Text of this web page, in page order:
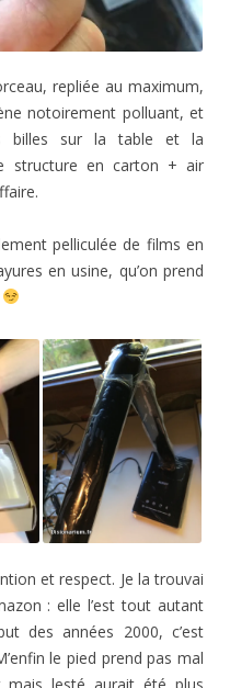
repliée au maximum,
notoirement polluant, et
billes sur la table et la
structure en carton + air
pelliculée de films en
en usine, qu’on prend
et respect. Je la trouvai
: elle l’est tout autant
des années 2000, c’est
le pied prend pas mal
mais lesté aurait été plus